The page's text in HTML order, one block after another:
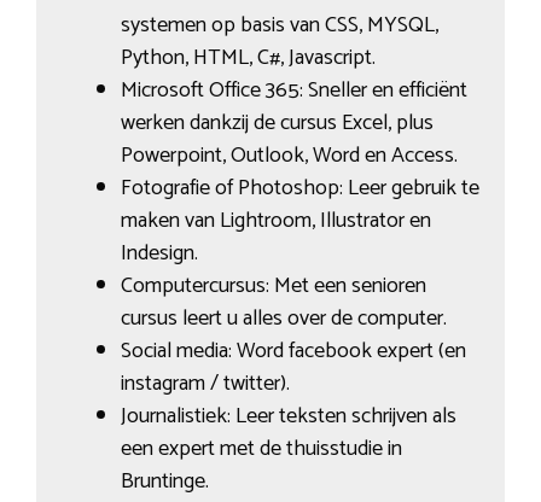
systemen op basis van CSS, MYSQL,
Python, HTML, C#, Javascript.
Microsoft Office 365: Sneller en efficiënt
werken dankzij de cursus Excel, plus
Powerpoint, Outlook, Word en Access.
Fotografie of Photoshop: Leer gebruik te
maken van Lightroom, Illustrator en
Indesign.
Computercursus: Met een senioren
cursus leert u alles over de computer.
Social media: Word facebook expert (en
instagram / twitter).
Journalistiek: Leer teksten schrijven als
een expert met de thuisstudie in
Bruntinge.